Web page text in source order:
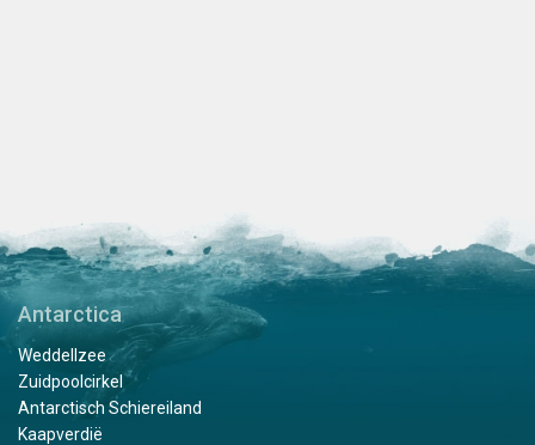
Antarctica
Weddellzee
Zuidpoolcirkel
Antarctisch Schiereiland
Kaapverdië